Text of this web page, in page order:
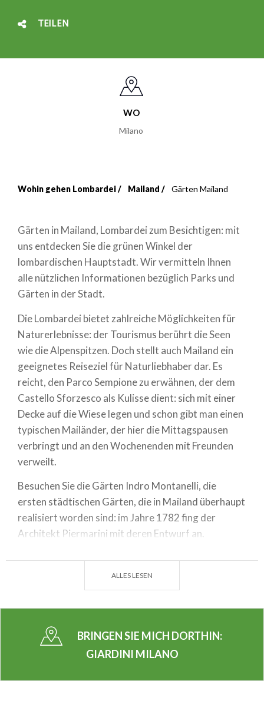
TEILEN
WO
Milano
Wohin gehen Lombardei Mailand Gärten Mailand
Gärten in Mailand, Lombardei zum Besichtigen: mit
uns entdecken Sie die grünen Winkel der
lombardischen Hauptstadt. Wir vermitteln Ihnen
alle nützlichen Informationen bezüglich Parks und
Gärten in der Stadt.
Die Lombardei bietet zahlreiche Möglichkeiten für
Naturerlebnisse: der Tourismus berührt die Seen
wie die Alpenspitzen. Doch stellt auch Mailand ein
geeignetes Reiseziel für Naturliebhaber dar. Es
reicht, den Parco Sempione zu erwähnen, der dem
Castello Sforzesco als Kulisse dient: sich mit einer
Decke auf die Wiese legen und schon gibt man einen
typischen Mailänder, der hier die Mittagspausen
verbringt und an den Wochenenden mit Freunden
verweilt.
Besuchen Sie die Gärten Indro Montanelli, die
ersten städtischen Gärten, die in Mailand überhaupt
realisiert worden sind: im Jahre 1782 fing der
Architekt Piermarini mit deren Entwurf an.
und die Schmetterlingoase zeichnen diese beliebten
Dank der Gärten und Gemüsegärten in Mailand
entdeckt der Tourismus neue Touren durch die
seltener Bäume dürfen den Botanischen Garten in
ALLES LESEN
BRINGEN SIE MICH DORTHIN:
GIARDINI MILANO